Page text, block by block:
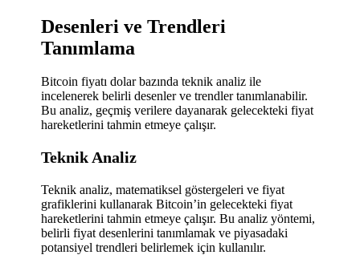
Desenleri ve Trendleri
Tanımlama
Bitcoin fiyatı dolar bazında teknik analiz ile
incelenerek belirli desenler ve trendler tanımlanabilir.
Bu analiz, geçmiş verilere dayanarak gelecekteki fiyat
hareketlerini tahmin etmeye çalışır.
Teknik Analiz
Teknik analiz, matematiksel göstergeleri ve fiyat
grafiklerini kullanarak Bitcoin’in gelecekteki fiyat
hareketlerini tahmin etmeye çalışır. Bu analiz yöntemi,
belirli fiyat desenlerini tanımlamak ve piyasadaki
potansiyel trendleri belirlemek için kullanılır.